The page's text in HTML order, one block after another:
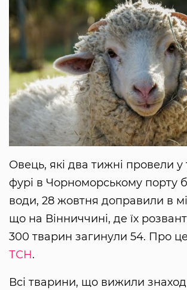
Овець, які два тижні провели у
фурі в Чорноморському порту
води, 28 жовтня доправили в
що на Вінниччині, де їх
300 тварин загинули 54. Про
ТСН.
Всі тварини, що вижили